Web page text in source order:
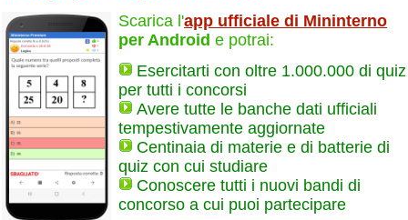
Scarica l'app ufficiale di Mininterno
per Android e potrai:
Esercitarti con oltre 1.000.000 di quiz
per tutti i concorsi
Avere tutte le banche dati ufficiali
tempestivamente aggiornate
Centinaia di materie e di batterie di
quiz con cui studiare
Conoscere tutti i nuovi bandi di
concorso a cui puoi partecipare